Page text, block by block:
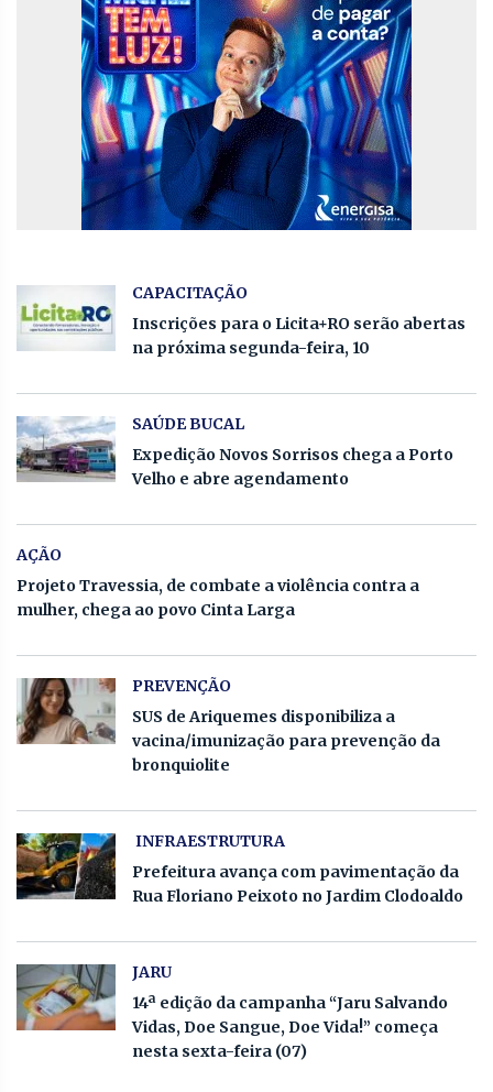
CAPACITAÇÃO
Inscrições para o Licita+RO serão abertas
na próxima segunda-feira, 10
SAÚDE BUCAL
Expedição Novos Sorrisos chega a Porto
Velho e abre agendamento
AÇÃO
Projeto Travessia, de combate a violência contra a
mulher, chega ao povo Cinta Larga
PREVENÇÃO
SUS de Ariquemes disponibiliza a
vacina/imunização para prevenção da
bronquiolite
INFRAESTRUTURA
Prefeitura avança com pavimentação da
Rua Floriano Peixoto no Jardim Clodoaldo
JARU
14ª edição da campanha “Jaru Salvando
Vidas, Doe Sangue, Doe Vida!” começa
nesta sexta-feira (07)